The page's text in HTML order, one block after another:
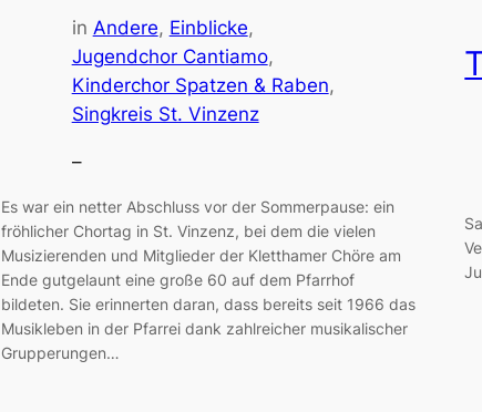
in Andere, Einblicke
Jugendchor Cantiamo
Kinderchor Spatzen & Raben
Singkreis St. Vinzenz
–
Es war ein netter Abschluss vor der Sommerpause: ein
fröhlicher Chortag in St. Vinzenz, bei dem die vielen
Musizierenden und Mitglieder der Kletthamer Chöre am
Ende gutgelaunt eine große 60 auf dem Pfarrhof
bildeten. Sie erinnerten daran, dass bereits seit 1966 das
Musikleben in der Pfarrei dank zahlreicher musikalischer
Grupperungen…